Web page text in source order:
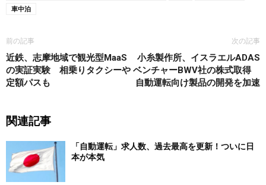
車中泊
前の記事
近鉄、志摩地域で観光型MaaS
の実証実験 相乗りタクシーや
定額パスも
次の記事
小糸製作所、イスラエルADAS
ベンチャーBWV社の株式取得
自動運転向け製品の開発を加速
関連記事
「自動運転」求人数、過去最高を更新！ついに日
本が本気